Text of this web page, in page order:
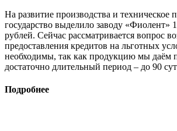
На развитие производства и техническое
государство выделило заводу «Фиолент»
рублей. Сейчас рассматривается вопрос
предоставления кредитов на льготных
необходимы, так как продукцию мы даём
достаточно длительный период – до 90
Подробнее